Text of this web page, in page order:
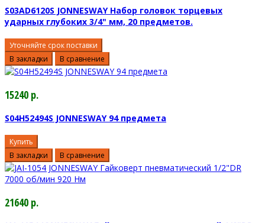
S03AD6120S JONNESWAY Набор головок торцевых
ударных глубоких 3/4" мм, 20 предметов.
Уточняйте срок поставки
В закладки
В сравнение
15240 р.
S04H52494S JONNESWAY 94 предмета
Купить
В закладки
В сравнение
21640 р.